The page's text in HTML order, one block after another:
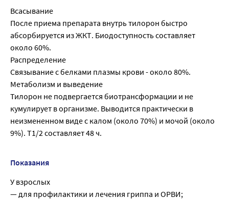
Всасывание
После приема препарата внутрь тилорон быстро
абсорбируется из ЖКТ. Биодоступность составляет
около 60%.
Распределение
Связывание с белками плазмы крови - около 80%.
Метаболизм и выведение
Тилорон не подвергается биотрансформации и не
кумулирует в организме. Выводится практически в
неизмененном виде с калом (около 70%) и мочой (около
9%). T1/2 составляет 48 ч.
Показания
У взрослых
— для профилактики и лечения гриппа и ОРВИ;